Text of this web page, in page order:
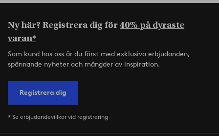
Ny här? Registrera dig för40% på dyraste
varan*
Som kund hos oss är du först med exklusiva erbjudanden,
spännande nyheter och mängder av inspiration.
Registrera dig
* Se erbjudandevillkor vid registrering